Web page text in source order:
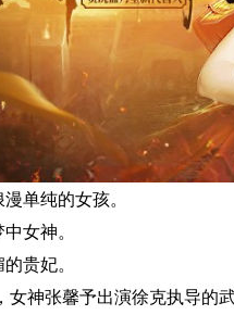
单纯的女孩。
女神。
贵妃。
女神张馨予出演徐克执导的